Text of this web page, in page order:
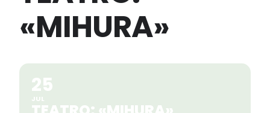
«MIHURA»
25
JUL